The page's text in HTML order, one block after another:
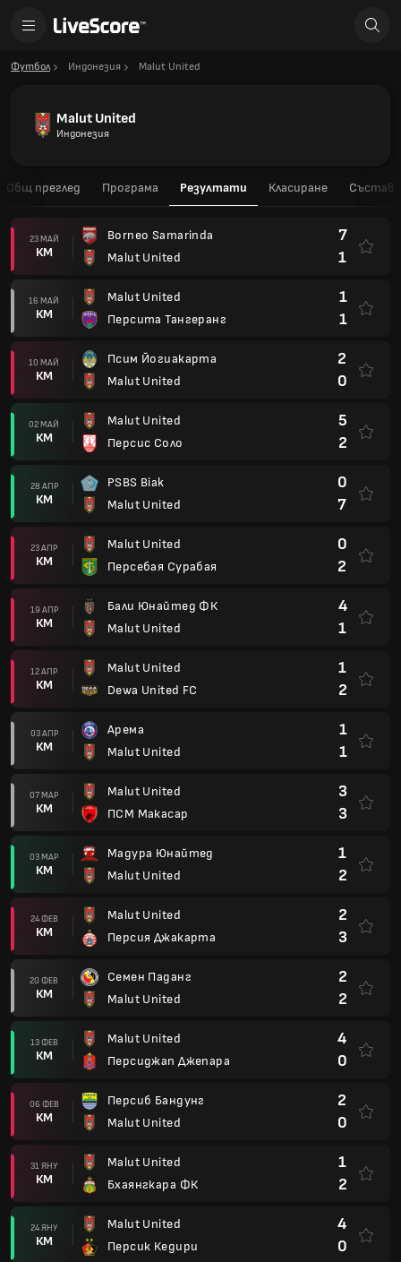
Футбол Индонезия Malut United
Malut United
Индонезия
Общ преглед Програма Резултати Класиране Състав
23 МАЙ
КМ
Borneo Samarinda
Malut United
7
1
16 МАЙ
КМ
Malut United
Персита Тангеранг
1
1
10 МАЙ
КМ
Псим Йогиакарта
Malut United
2
0
02 МАЙ
КМ
Malut United
Персис Соло
5
2
28 АПР
КМ
PSBS Biak
Malut United
0
7
23 АПР
КМ
Malut United
Персебая Сурабая
0
2
19 АПР
КМ
Бали Юнайтед ФК
Malut United
4
1
12 АПР
КМ
Malut United
Dewa United FC
1
2
03 АПР
КМ
Арема
Malut United
1
1
07 МАР
КМ
Malut United
ПСМ Макасар
3
3
03 МАР
КМ
Мадура Юнайтед
Malut United
1
2
24 ФЕВ
КМ
Malut United
Персия Джакарта
2
3
20 ФЕВ
КМ
Семен Паданг
Malut United
2
2
13 ФЕВ
КМ
Malut United
Персиджап Джепара
4
0
06 ФЕВ
КМ
Персиб Бандунг
Malut United
2
0
31 ЯНУ
КМ
Malut United
Бхаянгкара ФК
1
2
24 ЯНУ
КМ
Malut United
Персик Кедири
4
0